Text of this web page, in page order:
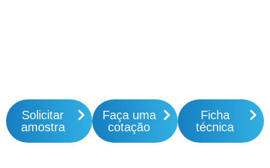
Solicitar
amostra
Faça uma
cotação
Ficha
técnica